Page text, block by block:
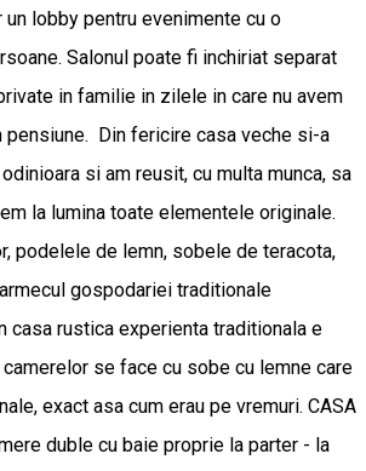
un lobby pentru evenimente cu o
Salonul poate fi inchiriat separat
in familie in zilele in care nu avem
Din fericire casa veche si-a
si am reusit, cu multa munca, sa
la lumina toate elementele originale.
podelele de lemn, sobele de teracota,
gospodariei traditionale
casa rustica experienta traditionala e
se face cu sobe cu lemne care
exact asa cum erau pe vremuri. CASA
duble cu baie proprie la parter - la